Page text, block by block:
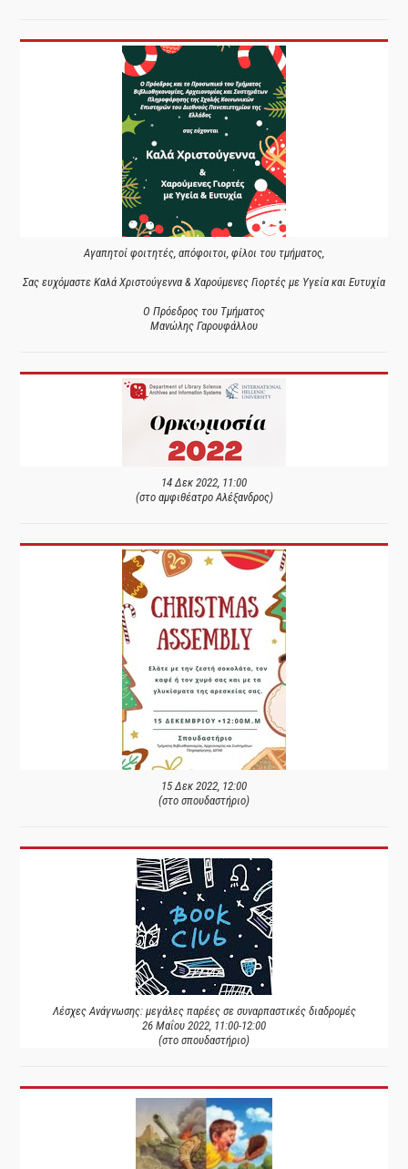
Αγαπητοί φοιτητές, απόφοιτοι, φίλοι του τμήματος,
Σας ευχόμαστε Καλά Χριστούγεννα & Χαρούμενες Γιορτές με Υγεία και Ευτυχία
Ο Πρόεδρος του Τμήματος
Μανώλης Γαρουφάλλου
14 Δεκ 2022, 11:00
(στο αμφιθέατρο Αλέξανδρος)
15 Δεκ 2022, 12:00
(στο σπουδαστήριο)
Λέσχες Ανάγνωσης: μεγάλες παρέες σε συναρπαστικές διαδρομές
26 Μαΐου 2022, 11:00-12:00
(στο σπουδαστήριο)